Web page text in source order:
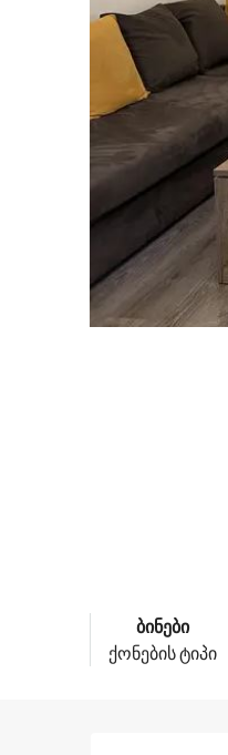
ბინები
ქონების ტიპი